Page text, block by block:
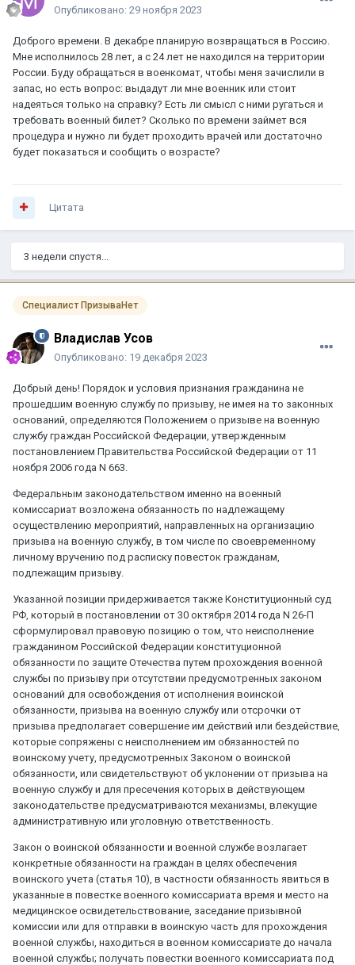
Опубликовано: 29 ноября 2023
Доброго времени. В декабре планирую возвращаться в Россию.
Мне исполнилось 28 лет, а с 24 лет не находился на территории
России. Буду обращаться в военкомат, чтобы меня зачислили в
запас, но есть вопрос: выдадут ли мне военник или стоит
надеяться только на справку? Есть ли смысл с ними ругаться и
требовать военный билет? Сколько по времени займет вся
процедура и нужно ли будет проходить врачей или достаточно
будет показаться и сообщить о возрасте?
Цитата
3 недели спустя...
Специалист ПризываНет
Владислав Усов
Опубликовано: 19 декабря 2023
Добрый день! Порядок и условия признания гражданина не
прошедшим военную службу по призыву, не имея на то законных
оснований, определяются Положением о призыве на военную
службу граждан Российской Федерации, утвержденным
постановлением Правительства Российской Федерации от 11
ноября 2006 года N 663.
Федеральным законодательством именно на военный
комиссариат возложена обязанность по надлежащему
осуществлению мероприятий, направленных на организацию
призыва на военную службу, в том числе по своевременному
личному вручению под расписку повесток гражданам,
подлежащим призыву.
Указанной позиции придерживается также Конституционный суд
РФ, который в постановлении от 30 октября 2014 года N 26-П
сформулировал правовую позицию о том, что неисполнение
гражданином Российской Федерации конституционной
обязанности по защите Отечества путем прохождения военной
службы по призыву при отсутствии предусмотренных законом
оснований для освобождения от исполнения воинской
обязанности, призыва на военную службу или отсрочки от
призыва предполагает совершение им действий или бездействие,
которые сопряжены с неисполнением им обязанностей по
воинскому учету, предусмотренных Законом о воинской
обязанности, или свидетельствуют об уклонении от призыва на
военную службу и для пресечения которых в действующем
законодательстве предусматриваются механизмы, влекущие
административную или уголовную ответственность.
Закон о воинской обязанности и военной службе возлагает
конкретные обязанности на граждан в целях обеспечения
воинского учета (статья 10), в частности обязанность явиться в
указанные в повестке военного комиссариата время и место на
медицинское освидетельствование, заседание призывной
комиссии или для отправки в воинскую часть для прохождения
военной службы, находиться в военном комиссариате до начала
военной службы; получать повестки военного комиссариата под